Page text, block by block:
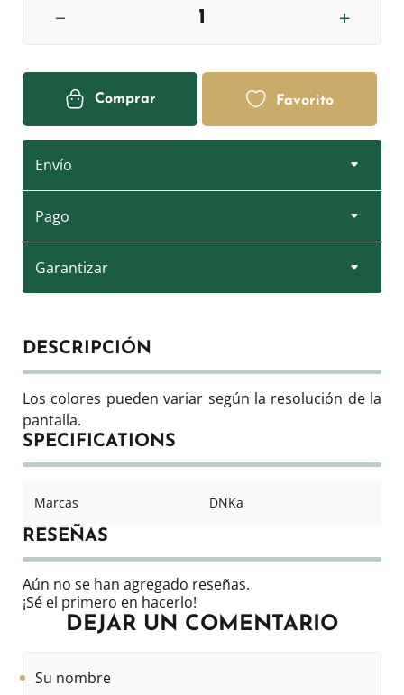
Comprar Favorito
Envío
Pago
Garantizar
DESCRIPCIÓN
Los colores pueden variar según la resolución de la
pantalla.
SPECIFICATIONS
Marcas DNKa
RESEÑAS
Aún no se han agregado reseñas.
¡Sé el primero en hacerlo!
DEJAR UN COMENTARIO
nombre